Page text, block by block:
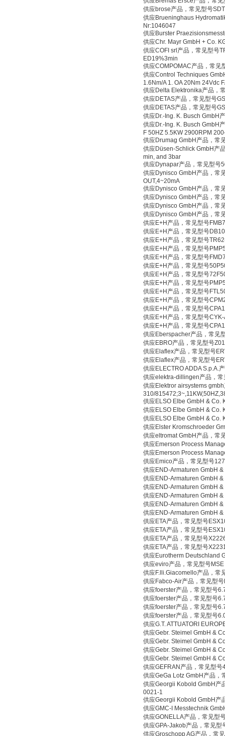
供应brose产品，常见型号
供应Brueninghaus
Nr:1046047
供应Burster
供应Chr. Mayr GmbH + Co.
供应COFI srl产品，常见型号
ED19%3min
供应COMPOMAC产品，常见
供应Control Techniques
1.6Nm/A 1. OA 20Nm 24Vdc
供应Delta Elektronika产品，
供应DETAS产品，常见型号
供应DETAS产品，常见型号
供应Dr.-Ing. K. Busch GmbH
供应Dr.-Ing. K. Busch GmbH
F 50HZ 5.5KW 2900RPM
供应Drumag GmbH产品，常
供应Düsen-Schlick GmbH产
min, and 3bar
供应Dynapar产品，常见型号
供应Dynisco GmbH产品，常
OUT,4~20mA
供应Dynisco GmbH产品，常
供应Dynisco GmbH产品，常
供应Dynisco GmbH产品，常
供应Dynisco GmbH产品，常
供应E+H产品，常见型号
供应E+H产品，常见型号
供应E+H产品，常见型号
供应E+H产品，常见型号
供应E+H产品，常见型号
供应E+H产品，常见型号
供应E+H产品，常见型号
供应E+H产品，常见型号
供应E+H产品，常见型号
供应E+H产品，常见型号
供应E+H产品，常见型号
供应E+H产品，常见型号
供应E+H产品，常见型号
供应Eberspacher产品，常见
供应EBRO产品，常见型号
供应Elaflex产品，常见型号
供应Elaflex产品，常见型号
供应ELECTRO ADDA S.p.A.
供应elektra-dillingen产品，
供应Elektror airsystems
310/
供应ELSO Elbe GmbH & Co.
供应ELSO Elbe GmbH & Co.
供应ELSO Elbe GmbH & Co.
供应Elster Kromschroeder
供应eltromat GmbH产品，常
供应Emerson Process
供应Emerson Process
供应Emico产品，常见型号
供应END-Armaturen GmbH
供应END-Armaturen GmbH
供应END-Armaturen GmbH
供应END-Armaturen GmbH
供应END-Armaturen GmbH
供应END-Armaturen GmbH
供应ETA产品，常见型号
供应ETA产品，常见型号
供应ETA产品，常见型号
供应ETA产品，常见型号
供应Eurotherm Deutschland
供应eviro产品，常见型号
供应F.lli.Giacomello产品，常
供应Fabco-Air产品，常见型
供应foerster产品，常见型号
供应foerster产品，常见型号
供应foerster产品，常见型号
供应foerster产品，常见型号
供应G.T. ATTUATORI
供应Gebr. Steimel GmbH &
供应Gebr. Steimel GmbH &
供应Gebr. Steimel GmbH &
供应Gebr. Steimel GmbH &
供应GEFRAN产品，常见型
供应GeGa Lotz GmbH产品，
供应Georgii Kobold GmbH产
0021-1
供应Georgii Kobold GmbH产
供应GMC-I Messtechnik
供应GONELLA产品，常见型
供应GPA-Jakob产品，常见
供应Groschopp AG产品，常